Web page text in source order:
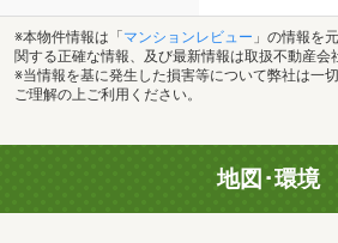
※本物件情報は「 マンションレビュー 」の情報を
関する正確な情報、及び最新情報は取扱不動産会
※当情報を基に発生した損害等について弊社は一
ご理解の上ご利用ください。
地図･環境